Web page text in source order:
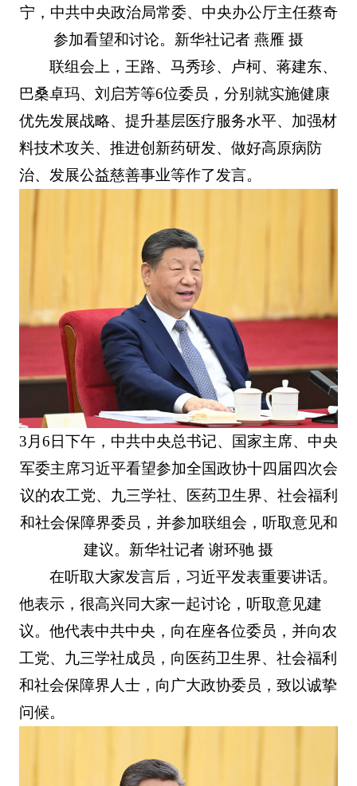
宁，中共中央政治局常委、中央办公厅主任蔡奇
参加看望和讨论。新华社记者 燕雁 摄
联组会上，王路、马秀珍、卢柯、蒋建东、
巴桑卓玛、刘启芳等6位委员，分别就实施健康
优先发展战略、提升基层医疗服务水平、加强材
料技术攻关、推进创新药研发、做好高原病防
治、发展公益慈善事业等作了发言。
3月6日下午，中共中央总书记、国家主席、中央
军委主席习近平看望参加全国政协十四届四次会
议的农工党、九三学社、医药卫生界、社会福利
和社会保障界委员，并参加联组会，听取意见和
建议。新华社记者 谢环驰 摄
在听取大家发言后，习近平发表重要讲话。
他表示，很高兴同大家一起讨论，听取意见建
议。他代表中共中央，向在座各位委员，并向农
工党、九三学社成员，向医药卫生界、社会福利
和社会保障界人士，向广大政协委员，致以诚挚
问候。